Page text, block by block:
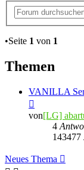
•Seite 1 von 1
Themen
VANILLA
von[LG]
4
143477
Neues Thema